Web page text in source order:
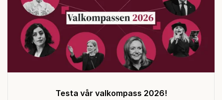
Testa vår valkompass 2026!